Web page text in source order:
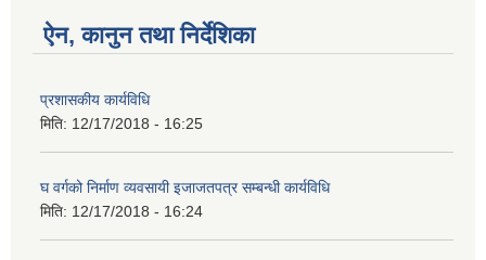
ऐन, कानुन तथा निर्देशिका
प्रशासकीय कार्यविधि
मिति: 12/17/2018 - 16:25
घ वर्गको निर्माण व्यवसायी इजाजतपत्र सम्बन्धी कार्यविधि
मिति: 12/17/2018 - 16:24